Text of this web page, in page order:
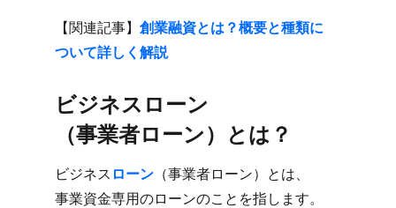
【関連記事】 創業融資とは？​概要と​種類に​
ついて​詳しく​解説
ビジネスローン​
（事業者ローン）とは？
ビジネス ローン ​（事業者ローン）とは、​
事業資金専用の​ローンの​ことを​指します。​